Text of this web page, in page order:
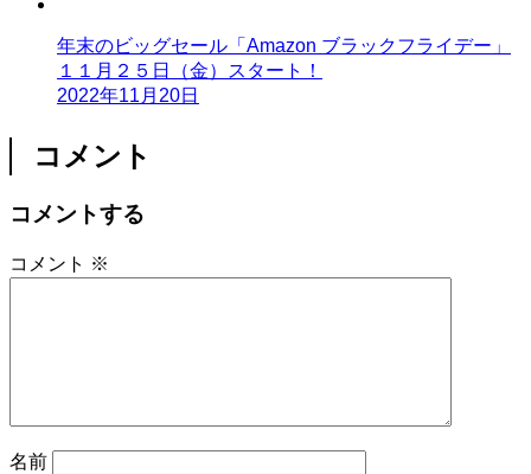
年末のビッグセール「Amazon ブラックフライデー」
１１月２５日（金）スタート！
2022年11月20日
コメント
コメントする
コメント ※
名前